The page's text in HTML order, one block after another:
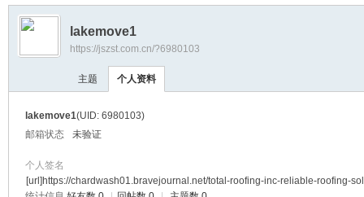
›
lakemove1
https://jszst.com.cn/?6980103
主题 个人资料
lakemove1(UID: 6980103)
邮箱状态
未验证
个人签名
[url]https://chardwash01.bravejournal.net/total-roofing-inc-reliable-roofing-sol